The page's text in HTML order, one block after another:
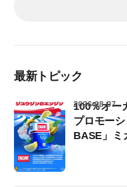
最新トピック
100％オー
プロモー
BASE」ミ
2026-08-07